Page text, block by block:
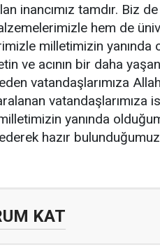
inancımız tamdır. Biz
hem de
milletimizin yanında
ve acının bir daha
vatandaşlarımıza
yanında
hazır
KAT